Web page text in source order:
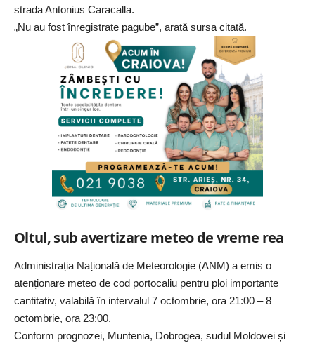
strada Antonius Caracalla.
„Nu au fost înregistrate pagube”, arată sursa citată.
Oltul, sub avertizare meteode vreme rea
Administrația Națională de Meteorologie (ANM) a emis o
atenționare meteo de cod portocaliu pentru ploi importante
cantitativ, valabilă în intervalul 7 octombrie, ora 21:00 – 8
octombrie, ora 23:00.
Conform prognozei, Muntenia, Dobrogea, sudul Moldovei și